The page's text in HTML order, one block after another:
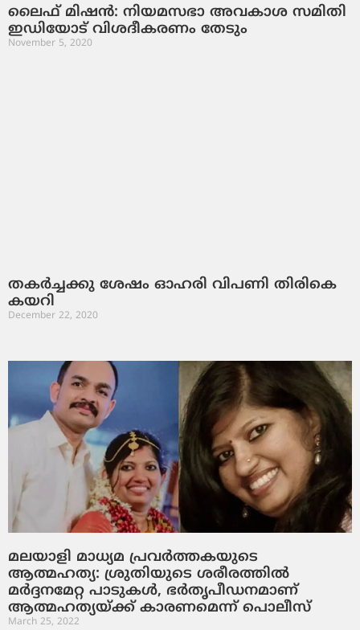
ലൈഫ് മിഷന്‍: നിയമസഭാ അവകാശ സമിതി
ഇഡിയോട് വിശദീകരണം തേടും
November 5, 2020
തകര്‍ച്ചക്കു ശേഷം ഓഹരി വിപണി തിരികെ
കയറി
December 22, 2020
മലയാളി മാധ്യമ പ്രവര്‍ത്തകയുടെ
ആത്മഹത്യ: ശ്രുതിയുടെ ശരീരത്തില്‍
മര്‍ദ്ദനമേറ്റ പാടുകള്‍, ഭര്‍തൃപീഡനമാണ്
ആത്മഹത്യയ്ക്ക് കാരണമെന്ന് പൊലീസ്
March 25, 2022